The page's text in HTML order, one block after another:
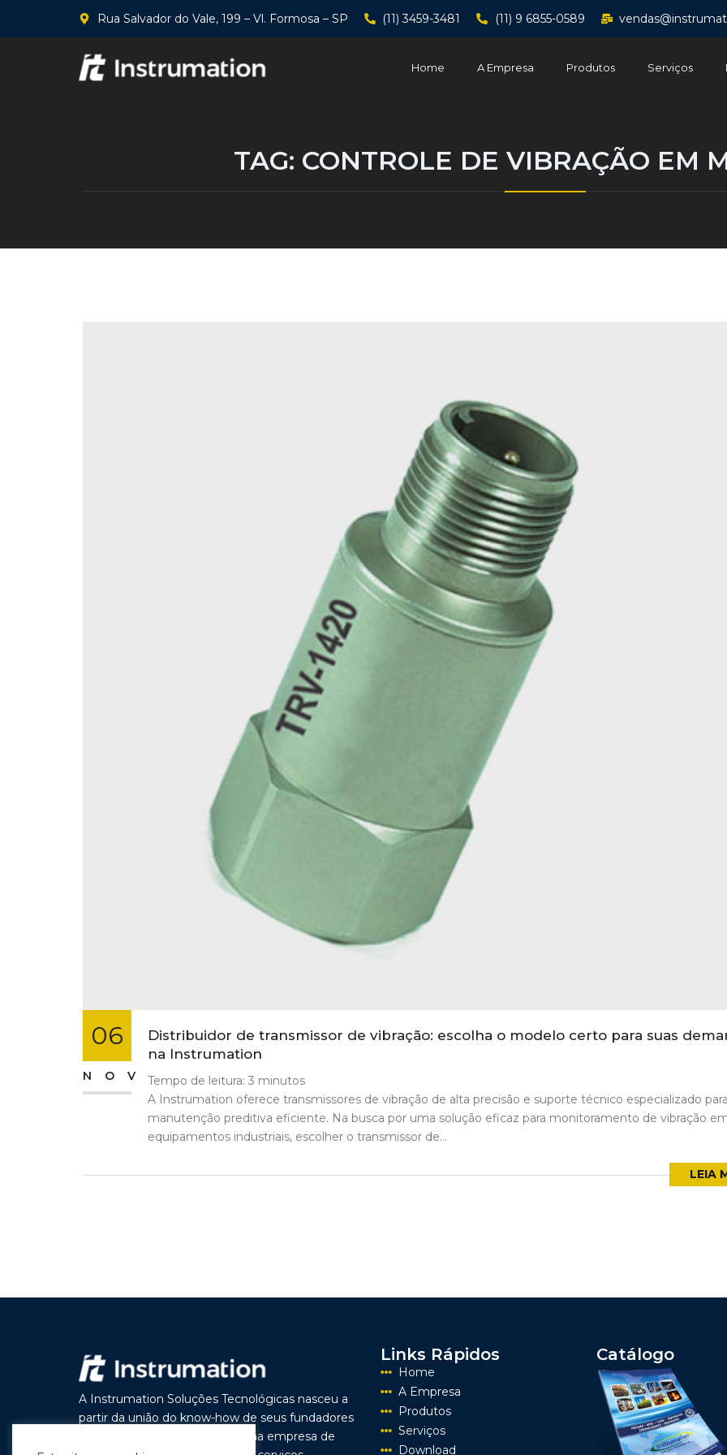
Rua Salvador do Vale, 199 – Vl. Formosa – SP (11) 3459-3481 (11) 9 6855-0589
Home A Empresa Produtos Serviços
TAG: CONTROLE DE VIBRAÇÃO EM
06
NOV
Distribuidor de transmissor de vibração: escolha o modelo certo para suas
na Instrumation
Tempo de leitura: 3 minutos
A Instrumation oferece transmissores de vibração de alta precisão e suporte técnico especializado para
manutenção preditiva eficiente. Na busca por uma solução eficaz para monitoramento de vibração
equipamentos industriais, escolher o transmissor de...
LEIA
A Instrumation Soluções Tecnológicas nasceu a
partir da união do know-how de seus fundadores
com o objetivo de construir uma empresa de
Links Rápidos
Home
A Empresa
Produtos
Serviços
Download
Catálogo